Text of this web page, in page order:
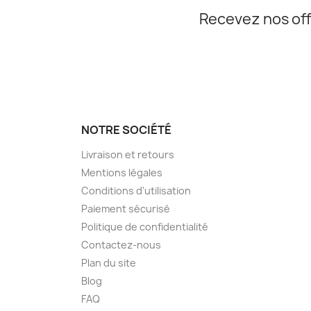
Recevez nos
NOTRE SOCIÉTÉ
Livraison et retours
Mentions légales
Conditions d'utilisation
Paiement sécurisé
Politique de confidentialité
Contactez-nous
Plan du site
Blog
FAQ